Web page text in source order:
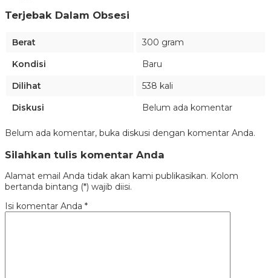
Terjebak Dalam Obsesi
Berat
300 gram
Kondisi
Baru
Dilihat
538 kali
Diskusi
Belum ada komentar
Belum ada komentar, buka diskusi dengan komentar Anda.
Silahkan tulis komentar Anda
Alamat email Anda tidak akan kami publikasikan. Kolom
bertanda bintang (*) wajib diisi.
Isi komentar Anda *